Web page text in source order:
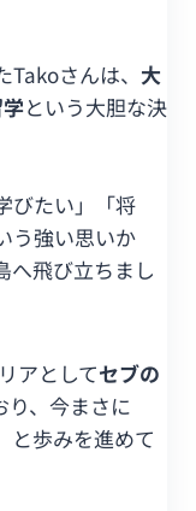
さんは、 大
という大胆な決
びたい」「将
う強い思いか
へ飛び立ちまし
アとしてセブの
り、今まさに
と歩みを進めて